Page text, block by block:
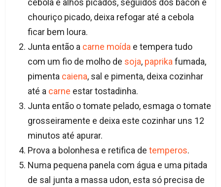
chouriço picado, deixa refogar até a cebola
ficar bem loura.
Junta então a carne moída e tempera tudo
com um fio de molho de soja, paprika fumada,
pimenta caiena, sal e pimenta, deixa cozinhar
até a carne estar tostadinha.
Junta então o tomate pelado, esmaga o tomate
grosseiramente e deixa este cozinhar uns 12
minutos até apurar.
Prova a bolonhesa e retifica de temperos.
Numa pequena panela com água e uma pitada
de sal junta a massa udon, esta só precisa de